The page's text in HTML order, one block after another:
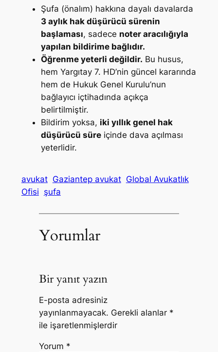
Şufa (önalım) hakkına dayalı davalarda
3 aylık hak düşürücü sürenin
başlaması, sadece noter aracılığıyla
yapılan bildirime bağlıdır.
Öğrenme yeterli değildir. Bu husus,
hem Yargıtay 7. HD’nin güncel kararında
hem de Hukuk Genel Kurulu’nun
bağlayıcı içtihadında açıkça
belirtilmiştir.
Bildirim yoksa, iki yıllık genel hak
düşürücü süreiçinde dava açılması
yeterlidir.
avukat Gaziantep avukat Global Avukatlık
Ofisi şufa
Yorumlar
Bir yanıt yazın
E-posta adresiniz
yayınlanmayacak. Gerekli alanlar *
ile işaretlenmişlerdir
Yorum *